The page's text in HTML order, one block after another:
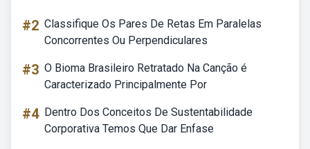
#2 Classifique Os Pares De Retas Em Paralelas
Concorrentes Ou Perpendiculares
#3 O Bioma Brasileiro Retratado Na Canção é
Caracterizado Principalmente Por
#4 Dentro Dos Conceitos De Sustentabilidade
Corporativa Temos Que Dar Enfase